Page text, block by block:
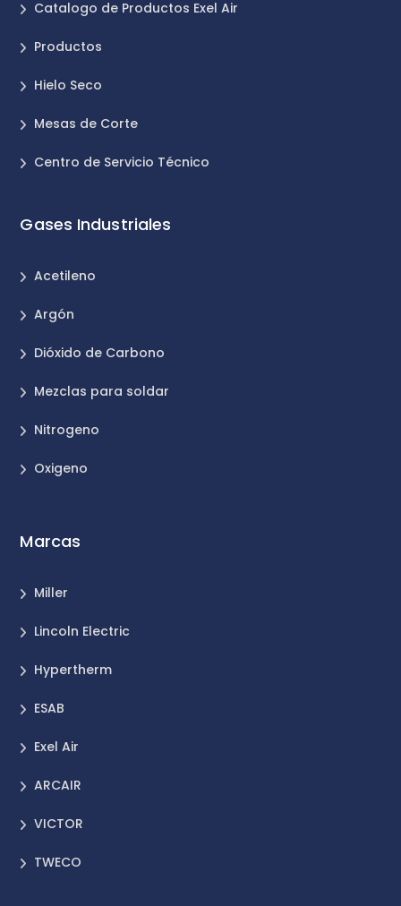
Catalogo de Productos Exel Air
Productos
Hielo Seco
Mesas de Corte
Centro de Servicio Técnico
Gases Industriales
Acetileno
Argón
Dióxido de Carbono
Mezclas para soldar
Nitrogeno
Oxigeno
Marcas
Miller
Lincoln Electric
Hypertherm
ESAB
Exel Air
ARCAIR
VICTOR
TWECO